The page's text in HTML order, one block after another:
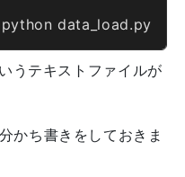
テキストファイルが
かち書きをしておきま